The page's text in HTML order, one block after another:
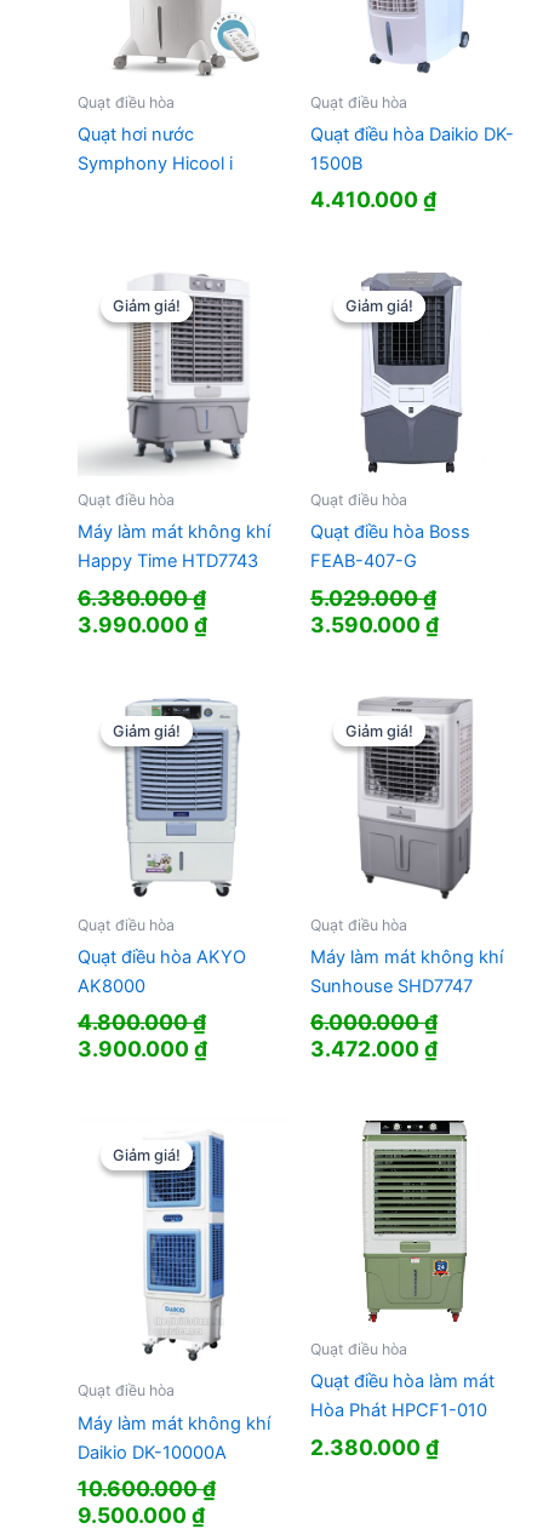
Quạt điều hòa
Quạt hơi nước
Symphony Hicool i
Quạt điều hòa
Quạt điều hòa Daikio DK-
1500B
4.410.000₫
Giảm giá!
Giảm giá!
Quạt điều hòa
Máy làm mát không khí
Happy Time HTD7743
6.380.000₫
Giá
6.380.000 ₫.
3.990.000₫Giá
là:
3.990.000 ₫.
Giảm giá!
Giảm giá!
Quạt điều hòa
Quạt điều hòa Boss
FEAB-407-G
5.029.000₫
Giá
5.029.000 ₫.
3.590.000₫Giá
là:
Giảm giá!
Giảm giá!
Quạt điều hòa
Quạt điều hòa AKYO
AK8000
4.800.000₫
Giá
4.800.000 ₫.
3.900.000₫Giá
là:
3.900.000 ₫.
Giảm giá!
Giảm giá!
Quạt điều hòa
Máy làm mát không khí
Sunhouse SHD7747
6.000.000₫
Giá
6.000.000 ₫.
3.472.000₫Giá
là:
Giảm giá!
Giảm giá!
Quạt điều hòa
Máy làm mát không khí
Daikio DK-10000A
10.600.000₫
Giá
9.500.000₫Giá
Quạt điều hòa
Quạt điều hòa làm mát
Hòa Phát HPCF1-010
2.380.000₫